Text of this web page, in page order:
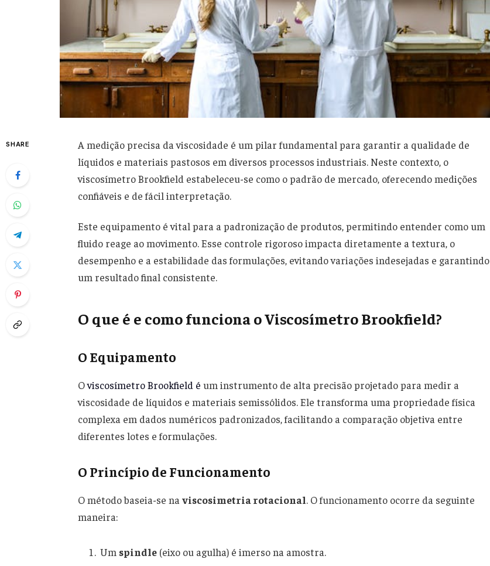
SHARE
A medição precisa da viscosidade é um pilar fundamental para garantir a qualidade de
líquidos e materiais pastosos em diversos processos industriais. Neste contexto, o
viscosímetro Brookfield estabeleceu-se como o padrão de mercado, oferecendo medições
confiáveis e de fácil interpretação.
Este equipamento é vital para a padronização de produtos, permitindo entender como um
fluido reage ao movimento. Esse controle rigoroso impacta diretamente a textura, o
desempenho e a estabilidade das formulações, evitando variações indesejadas e garantindo
um resultado final consistente.
O que é e como funciona o Viscosímetro Brookfield?
O Equipamento
Oviscosímetro Brookfield é um instrumento de alta precisão projetado para medir a
viscosidade de líquidos e materiais semissólidos. Ele transforma uma propriedade física
complexa em dados numéricos padronizados, facilitando a comparação objetiva entre
diferentes lotes e formulações.
O Princípio de Funcionamento
O método baseia-se na viscosimetria rotacional. O funcionamento ocorre da seguinte
maneira:
Um spindle(eixo ou agulha) é imerso na amostra.